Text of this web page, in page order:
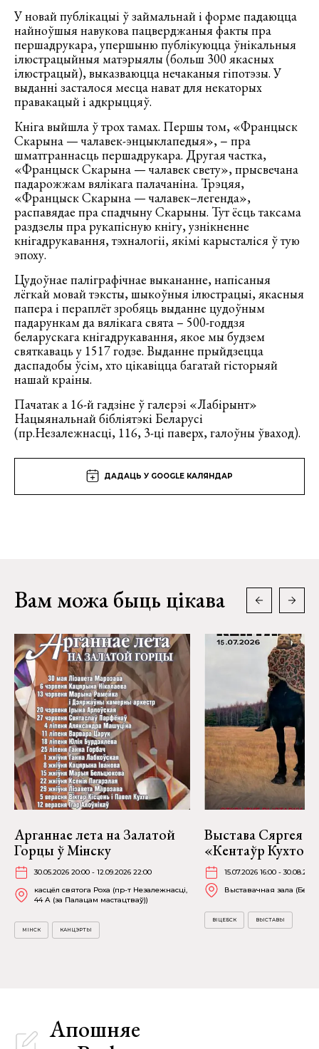
У новай публікацыі ў займальнай і форме падаюцца
найноўшыя навукова пацверджаныя факты пра
першадрукара, упершыню публікуюцца ўнікальныя
ілюстрацыйныя матэрыялы (больш 300 якасных
ілюстрацый), выказваюцца нечаканыя гіпотэзы. У
выданні засталося месца нават для некаторых
правакацый і адкрыццяў.
Кніга выйшла ў трох тамах. Першы том, «Францыск
Скарына — чалавек-энцыклапедыя», − пра
шматграннасць першадрукара. Другая частка,
«Францыск Скарына — чалавек свету», прысвечана
падарожжам вялікага палачаніна. Трэцяя,
«Францыск Скарына — чалавек–легенда»,
распавядае пра спадчыну Скарыны. Тут ёсць таксама
раздзелы пра рукапісную кнігу, узнікненне
кнігадрукавання, тэхналогіі, якімі карысталіся ў тую
эпоху.
Цудоўнае паліграфічнае выкананне, напісаныя
лёгкай мовай тэксты, шыкоўныя ілюстрацыі, якасныя
папера і пераплёт зробяць выданне цудоўным
падарункам да вялікага свята – 500-годдзя
беларускага кнігадрукавання, якое мы будзем
святкаваць у 1517 годзе. Выданне прыйдзецца
даспадобы ўсім, хто цікавіцца багатай гісторыяй
нашай краіны.
Пачатак а 16-й гадзіне ў галерэі «Лабірынт»
Нацыянальнай бібліятэкі Беларусі
(пр.Незалежнасці, 116, 3-ці паверх, галоўны ўваход).
ДАДАЦЬ У GOOGLE КАЛЯНДАР
Вам можа быць цікава
Арганнае лета на Залатой
Горцы ў Мінску
30.05.2026 20:00 - 12.09.2026 22:00
касцёл святога Роха (пр-т Незалежнасці,
44 А (за Палацам мастацтваў))
МІНСК КАНЦЭРТЫ
Выстава Сяргея
«Кентаўр Кухто»
15.07.2026 16:00 -
Выставачная зала
ВІЦЕБСК ВЫСТАВЫ
Апошняе